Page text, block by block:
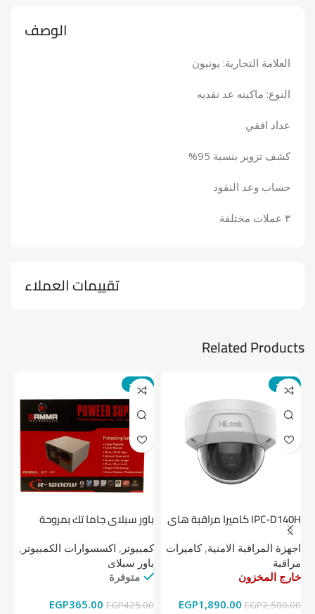
الوصف
العلامة التجارية: يونيون
النوع: ماكينه عد نقديه
عداد افقي
كشف تزوير بنسبة 95%
حساب وعد النقود
٣ عملات مختلفة
تقييمات العملاء
Related Products
-24%
IPC-D140H كاميرا مراقبة هاى
لوك داخلية 4 ميجا
اجهزة المراقبة الامنية,كاميرات
مراقبة
خارج المخزون
EGP2,500.00
EGP1,890.00
-14%
باور سبلاي جاما تك بمروحة
كمبيوتر , اكسسوارات الكمبيوتر ,
باور سبلاى
متوفرة
EGP425.00
EGP365.00